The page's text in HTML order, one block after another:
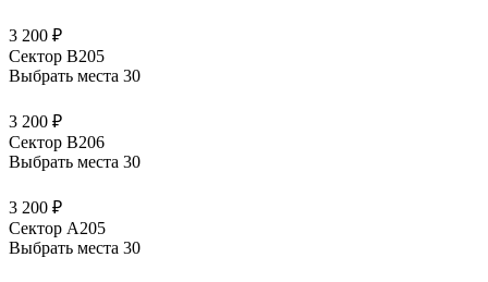
3 200 ₽
Сектор В205
Выбрать места 30
3 200 ₽
Сектор В206
Выбрать места 30
3 200 ₽
Сектор А205
Выбрать места 30